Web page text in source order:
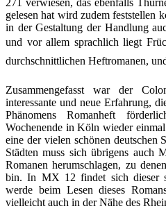
271 verwiesen, das ebenfalls
gelesen hat wird zudem feststellen
in der Gestaltung der Handlung
und vor allem sprachlich liegt
durchschnittlichen Heftromanen, und
Zusammengefasst war der
interessante und neue Erfahrung,
Phänomens Romanheft
Wochenende in Köln wieder
eine der vielen schönen deutschen
Städten muss sich übrigens
Romanen herumschlagen, zu
bin. In MX 12 findet sich dieser
werde beim Lesen dieses
vielleicht auch in der Nähe des